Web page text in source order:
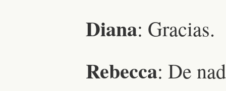
Diana: Gracias.
Rebecca: De